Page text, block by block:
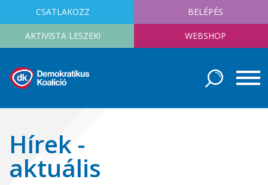
CSATLAKOZZ BELÉPÉS
AKTIVISTA LESZEK! WEBSHOP
Hírek -
aktuális